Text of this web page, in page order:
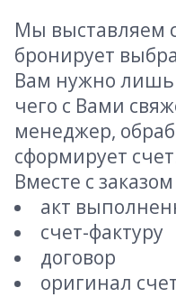
Мы выставляем
бронирует
Вам нужно лишь
чего с Вами
менеджер,
сформирует
Вместе с
акт
счет-фактуру
договор
оригинал